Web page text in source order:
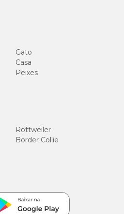
Gato
Casa
Peixes
Rottweiler
Border Collie